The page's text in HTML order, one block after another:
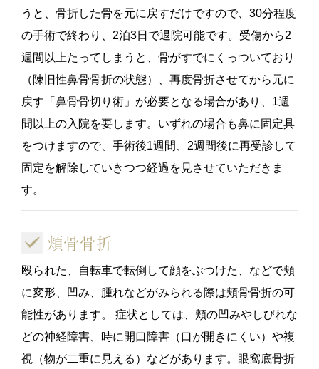
うと、骨折した骨を元に戻すだけですので、30分程度
の手術で終わり、2泊3日で退院可能です。受傷から2
週間以上たってしまうと、骨がすでにくっついており
（陳旧性鼻骨骨折の状態）、再度骨折させてから元に
戻す「鼻骨骨切り術」が必要となる場合があり、1週
間以上の入院を要します。いずれの場合も鼻に固定具
をつけますので、手術後1週間、2週間後に再受診して
固定を解除していきつつ経過を見させていただきま
す。
頬骨骨折
殴られた、自転車で転倒して顔をぶつけた、などで頬
に変形、凹み、腫れなどがみられる際は頬骨骨折の可
能性があります。 症状としては、頬の凹みやしびれな
どの神経障害、時に開口障害（口が開きにくい）や複
視（物が二重に見える）などがあります。眼窩底骨折